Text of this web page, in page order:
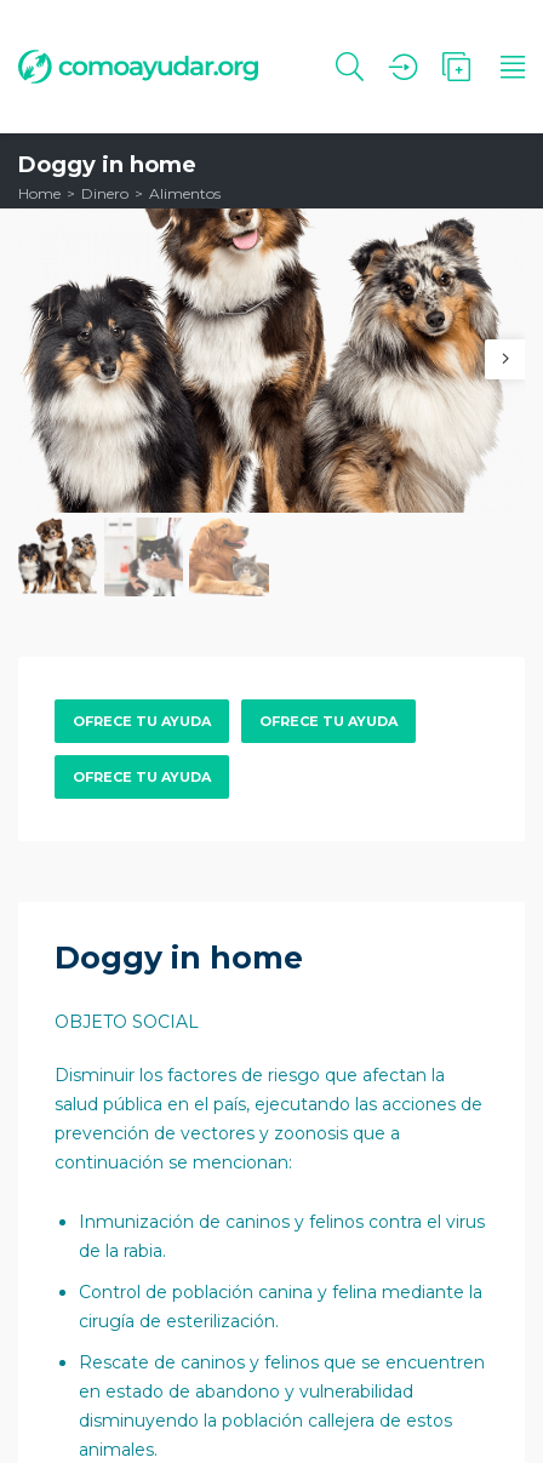
Doggy in home
Home Dinero Alimentos
OFRECE TU AYUDA OFRECE TU AYUDA
OFRECE TU AYUDA
Doggy in home
OBJETO SOCIAL
Disminuir los factores de riesgo que afectan la
salud pública en el país, ejecutando las acciones de
prevención de vectores y zoonosis que a
continuación se mencionan:
Inmunización de caninos y felinos contra el virus
de la rabia.
Control de población canina y felina mediante la
cirugía de esterilización.
Rescate de caninos y felinos que se encuentren
en estado de abandono y vulnerabilidad
disminuyendo la población callejera de estos
animales.